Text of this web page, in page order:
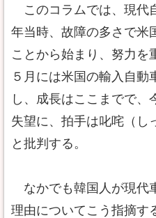
このコラムでは、現代
年当時、故障の多さで米
ことから始まり、努力を
５月には米国の輸入自動
し、成長はここまでで、
失望に、拍手は叱咤（し
と批判する。
なかでも韓国人が現代
理由についてこう指摘す